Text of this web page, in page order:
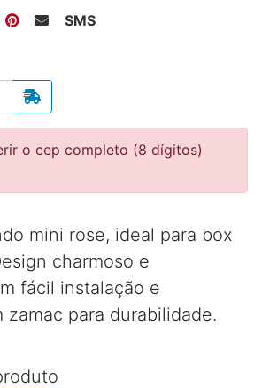
SMS
o cep completo (8 dígitos)
mini rose, ideal para box
charmoso e
fácil instalação e
zamac para durabilidade.